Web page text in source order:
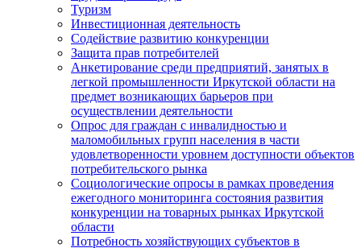
Туризм
Инвестиционная деятельность
Содействие развитию конкуренции
Защита прав потребителей
Анкетирование среди предприятий, занятых в
легкой промышленности Иркутской области на
предмет возникающих барьеров при
осуществлении деятельности
Опрос для граждан с инвалидностью и
маломобильных групп населения в части
удовлетворенности уровнем доступности объектов
потребительского рынка
Социологические опросы в рамках проведения
ежегодного мониторинга состояния развития
конкуренции на товарных рынках Иркутской
области
Потребность хозяйствующих субъектов в